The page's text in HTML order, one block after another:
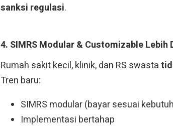
sanksi regulasi.
4. SIMRS Modular & Customizable Lebih
Rumah sakit kecil, klinik, dan RS swasta
Tren baru:
SIMRS modular (bayar sesuai
Implementasi bertahap